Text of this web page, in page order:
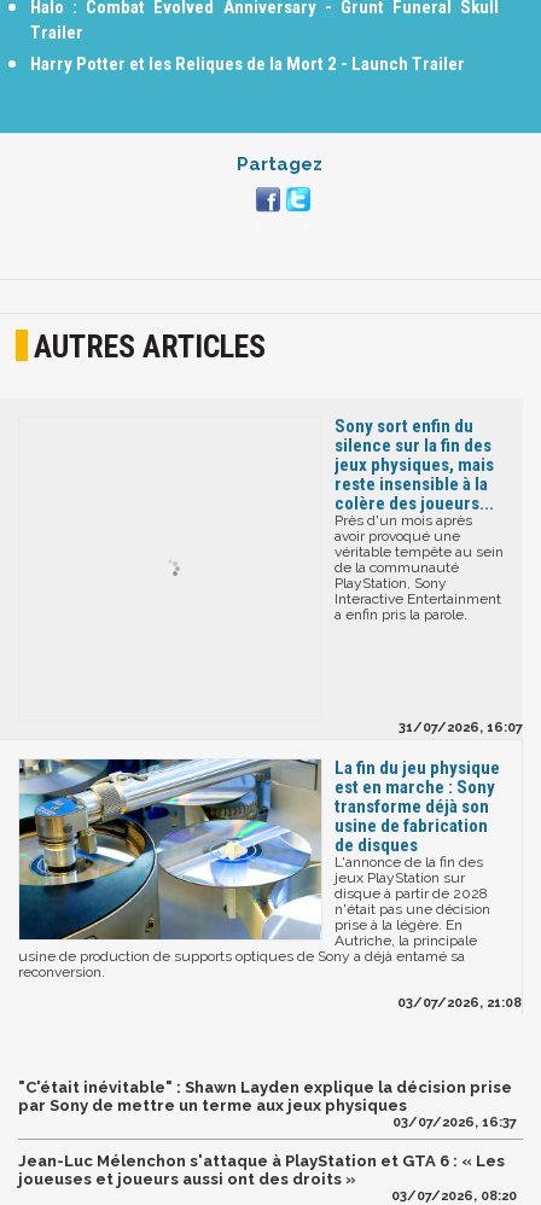
Halo : Combat Evolved Anniversary - Grunt Funeral Skull
Trailer
Harry Potter et les Reliques de la Mort 2 - Launch Trailer
Partagez
AUTRES ARTICLES
Sony sort enfin du
silence sur la fin des
jeux physiques, mais
reste insensible à la
colère des joueurs...
Près d'un mois après
avoir provoqué une
véritable tempête au sein
de la communauté
PlayStation, Sony
Interactive Entertainment
a enfin pris la parole.
31/07/2026, 16:07
La fin du jeu physique
est en marche : Sony
transforme déjà son
usine de fabrication
de disques
L'annonce de la fin des
jeux PlayStation sur
disque à partir de 2028
n'était pas une décision
prise à la légère. En
Autriche, la principale
usine de production de supports optiques de Sony a déjà entamé sa
reconversion.
03/07/2026, 21:08
"C'était inévitable" : Shawn Layden explique la décision prise
par Sony de mettre un terme aux jeux physiques
03/07/2026, 16:37
Jean-Luc Mélenchon s'attaque à PlayStation et GTA 6 : « Les
joueuses et joueurs aussi ont des droits »
03/07/2026, 08:20